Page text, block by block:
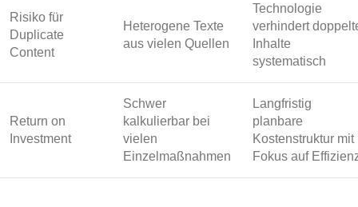
Risiko für
Duplicate
Content
Heterogene Texte
aus vielen Quellen
Technologie
verhindert
Inhalte
systematisch
Return on
Investment
Schwer
kalkulierbar bei
vielen
Einzelmaßnahmen
Langfristig
planbare
Kostenstruktur mit
Fokus auf